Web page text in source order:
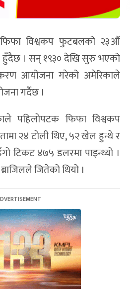
विश्वकप फुटबलको २३औं
। सन् १९३० देखि सुरु भएको
आयोजना गरेको अमेरिकाले
गर्दैछ ।
पहिलोपटक फिफा विश्वकप
२४ टोली थिए, ५२ खेल हुन्थे र
टिकट ४७५ डलरमा पाइन्थ्यो ।
जितेको थियो ।